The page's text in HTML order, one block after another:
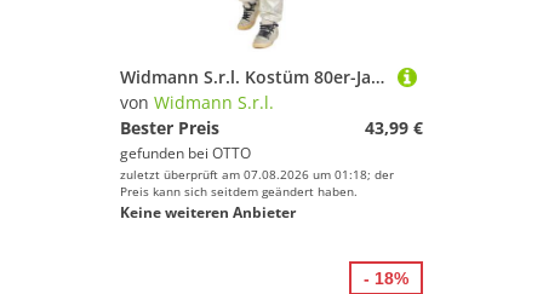
Widmann S.r.l. Kostüm 80er-Jahre Retro Trainingsanzug in Übergöße für Erwachsene weiss-blau
von Widmann S.r.l.
Bester Preis
43,99 €
gefunden bei OTTO
zuletzt überprüft am 07.08.2026 um 01:18; der
Preis kann sich seitdem geändert haben.
Keine weiteren Anbieter
- 18%